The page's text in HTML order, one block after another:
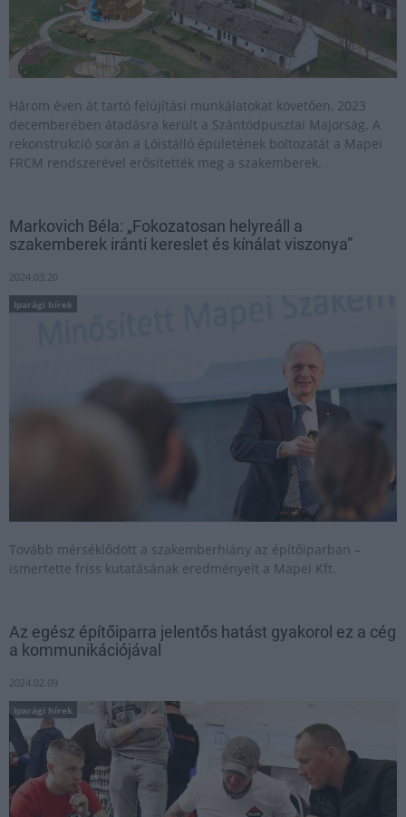
Három éven át tartó felújítási munkálatokat követően, 2023
decemberében átadásra került a Szántódpusztai Majorság. A
rekonstrukció során a Lóistálló épületének boltozatát a Mapei
FRCM rendszerével erősítették meg a szakemberek.
Markovich Béla: „Fokozatosan helyreáll a
szakemberek iránti kereslet és kínálat viszonya”
2024.03.20
Iparági hírek
Tovább mérséklődött a szakemberhiány az építőiparban –
ismertette friss kutatásának eredményeit a Mapei Kft.
Az egész építőiparra jelentős hatást gyakorol ez a cég
a kommunikációjával
2024.02.09
Iparági hírek